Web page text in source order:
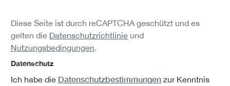
Diese Seite ist durch reCAPTCHA geschützt und es
gelten die Datenschutzrichtlinie und
Nutzungsbedingungen.
Datenschutz
Ich habe die Datenschutzbestimmungen zur Kenntnis